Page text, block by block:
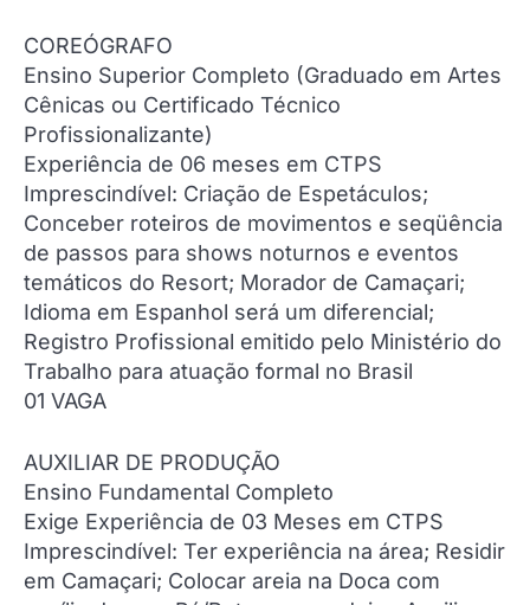
COREÓGRAFO
Ensino Superior Completo (Graduado em Artes
Cênicas ou Certificado Técnico
Profissionalizante)
Experiência de 06 meses em CTPS
Imprescindível: Criação de Espetáculos;
Conceber roteiros de movimentos e seqüência
de passos para shows noturnos e eventos
temáticos do Resort; Morador de Camaçari;
Idioma em Espanhol será um diferencial;
Registro Profissional emitido pelo Ministério do
Trabalho para atuação formal no Brasil
01 VAGA
AUXILIAR DE PRODUÇÃO
Ensino Fundamental Completo
Exige Experiência de 03 Meses em CTPS
Imprescindível: Ter experiência na área; Residir
em Camaçari; Colocar areia na Doca com